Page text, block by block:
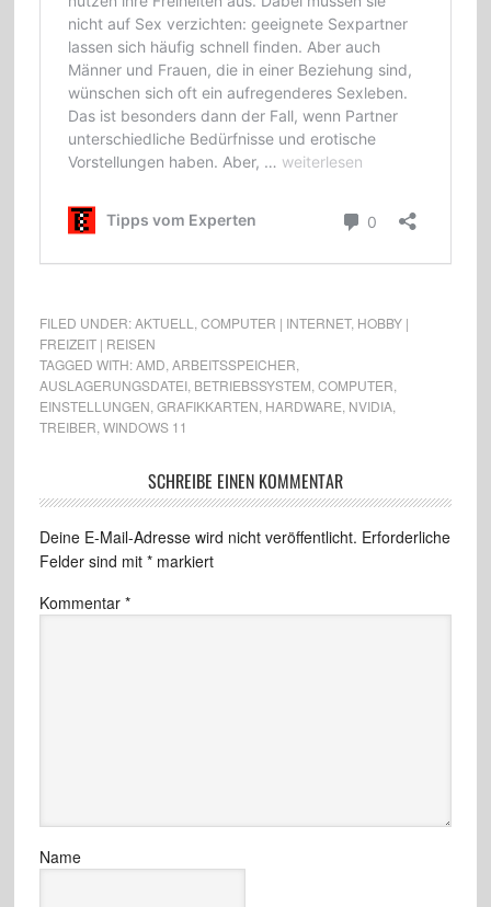
FILED UNDER:AKTUELL COMPUTER | INTERNET, HOBBY |
FREIZEIT | REISEN
TAGGED WITH:AMD ARBEITSSPEICHER
AUSLAGERUNGSDATEI, BETRIEBSSYSTEM COMPUTER
EINSTELLUNGEN GRAFIKKARTEN HARDWARE NVIDIA,
TREIBER WINDOWS 11
SCHREIBE EINEN KOMMENTAR
Deine E-Mail-Adresse wird nicht veröffentlicht. Erforderliche
Felder sind mit *markiert
Kommentar *
Name